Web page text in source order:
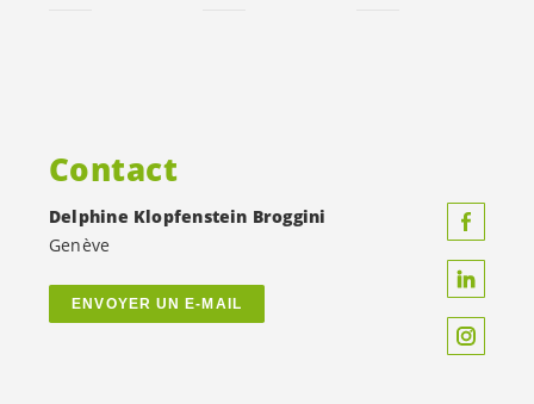
Contact
Delphine Klopfenstein Broggini
Genève
ENVOYER UN E-MAIL